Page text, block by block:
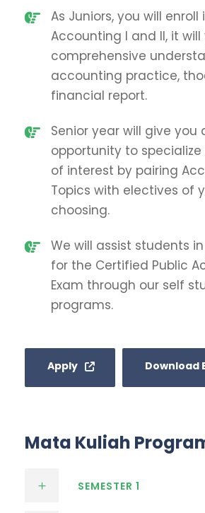
As Juniors, you will enroll
Accounting I and II, it will
comprehensive
accounting practice,
financial report.
Senior year will give you
opportunity to
of interest by pairing
Topics with electives of
choosing.
We will assist students
for the Certified Public
Exam through our self
programs.
Apply Download
Mata Kuliah
SEMESTER 1